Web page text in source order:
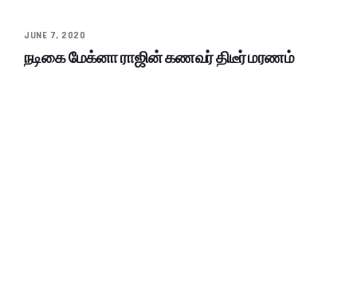
JUNE 7, 2020
நடிகை மேக்னா ராஜின் கணவர் திடீர் மரணம்